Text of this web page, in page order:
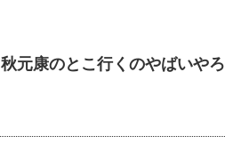
元康のとこ行くのやばいやろ